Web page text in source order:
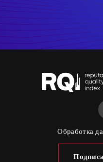
Обработка